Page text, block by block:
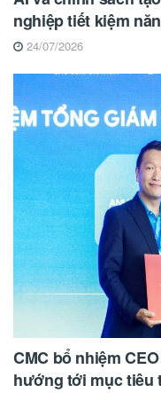
nghiệp tiết kiệm
24/07/2026
CMC bổ nhiệm
hướng tới mục tiêu